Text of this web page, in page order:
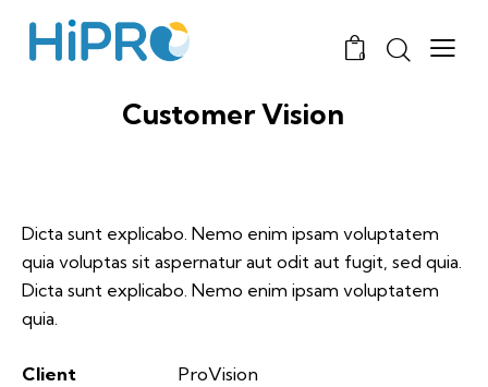
0
Customer Vision
Dicta sunt explicabo. Nemo enim ipsam voluptatem
quia voluptas sit aspernatur aut odit aut fugit, sed quia.
Dicta sunt explicabo. Nemo enim ipsam voluptatem
quia.
Client
ProVision